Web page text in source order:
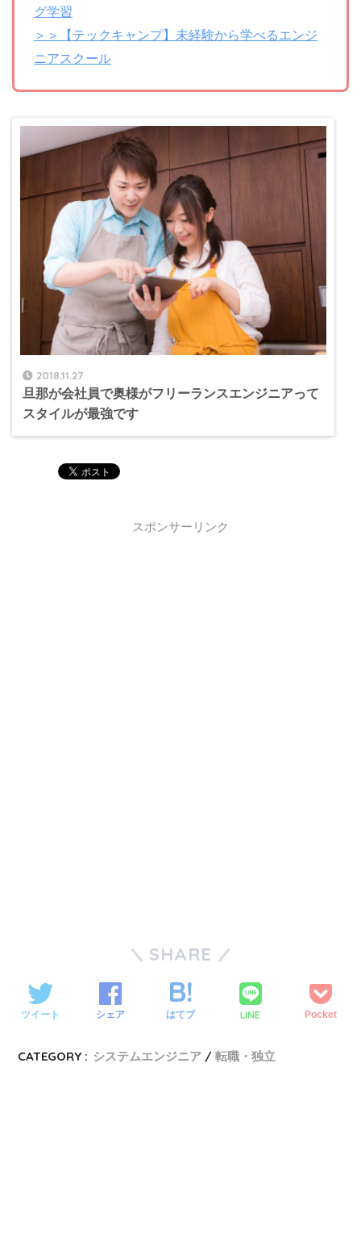
グ学習
＞＞【テックキャンプ】未経験から学べるエンジ
ニアスクール
2018.11.27
旦那が会社員で奥様がフリーランスエンジニアって
スタイルが最強です
スポンサーリンク
SHARE
ツイート シェア はてブ LINE Pocket
CATEGORY : システムエンジニア 転職・独立